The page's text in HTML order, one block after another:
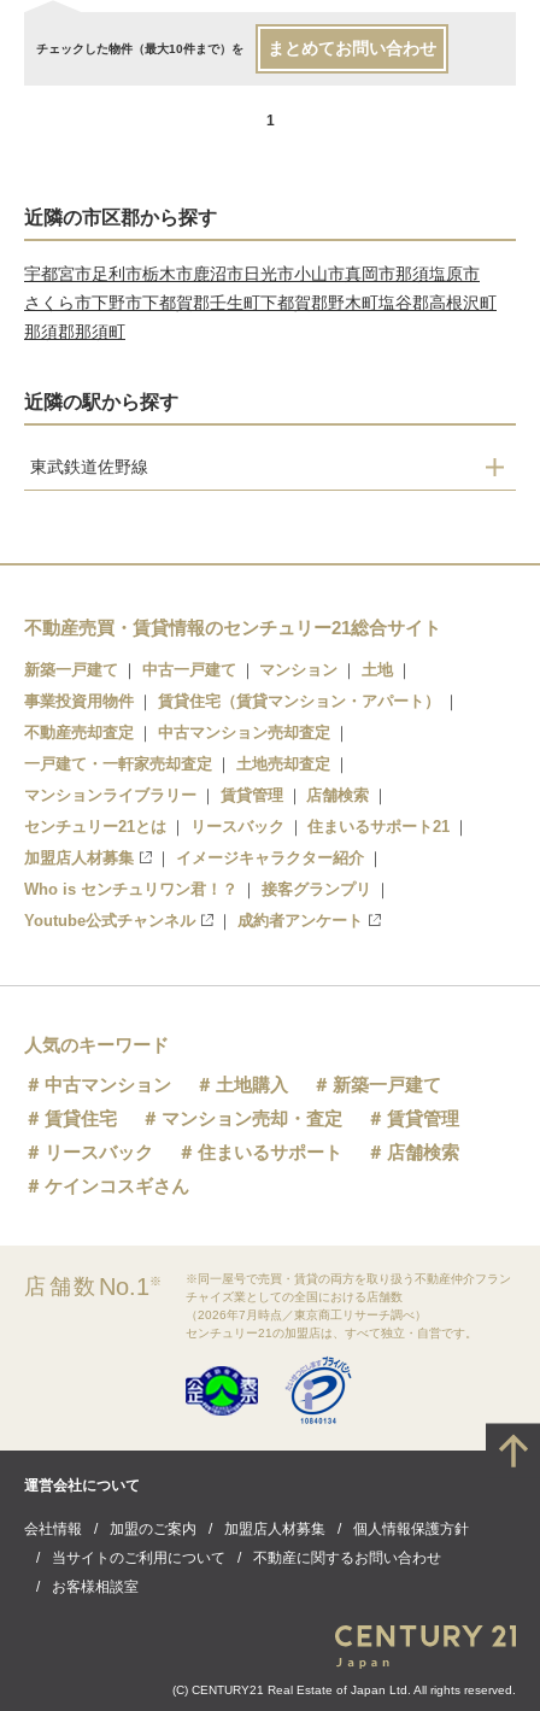
チェックした物件（最大10件まで）を まとめてお問い合わせ
1
近隣の市区郡から探す
宇都宮市足利市栃木市鹿沼市日光市小山市真岡市那須塩原市
さくら市下野市下都賀郡壬生町下都賀郡野木町塩谷郡高根沢町
那須郡那須町
近隣の駅から探す
東武鉄道佐野線
多田
不動産売買・賃貸情報のセンチュリー21総合サイト
新築一戸建て 中古一戸建て マンション
土地
事業投資用物件
賃貸住宅（賃貸マンション・アパート）
不動産売却査定
中古マンション売却査定
一戸建て・一軒家売却査定
土地売却査定
マンションライブラリー
賃貸管理
店舗検索
センチュリー21とは
リースバック
住まいるサポート21
加盟店人材募集
イメージキャラクター紹介
Who is センチュリワン君！？
接客グランプリ
Youtube公式チャンネル
成約者アンケート
人気のキーワード
中古マンション
土地購入
新築一戸建て
賃貸住宅
マンション売却・査定
賃貸管理
リースバック
住まいるサポート
店舗検索
ケインコスギさん
店舗数 No.1※
※同一屋号で売買・賃貸の両方を取り扱う不動産仲介フラン
チャイズ業としての全国における店舗数
（2026年7月時点／東京商工リサーチ調べ）
センチュリー21の加盟店は、すべて独立・自営です。
運営会社について
会社情報 加盟のご案内 加盟店人材募集
個人情報保護方針
当サイトのご利用について
不動産に関するお問い合わせ
お客様相談室
(C) CENTURY21 Real Estate of Japan Ltd. All rights reserved.